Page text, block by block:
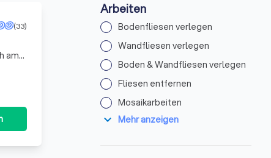
(33)
am
Arbeiten
Bodenfliesen verlegen
Wandfliesen verlegen
Boden & Wandfliesen verlegen
Fliesen entfernen
Mosaikarbeiten
expand_more Mehr anzeigen